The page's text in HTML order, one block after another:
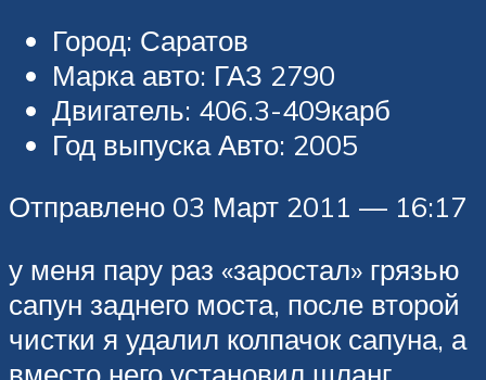
Город: Саратов
Марка авто: ГАЗ 2790
Двигатель: 406.3-409карб
Год выпуска Авто: 2005
Отправлено 03 Март 2011 — 16:17
у меня пару раз «заростал» грязью
сапун заднего моста, после второй
чистки я удалил колпачок сапуна, а